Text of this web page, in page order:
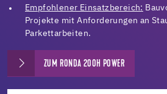
Empfohlener Einsatzbereich:
Projekte mit Anforderungen an
Parkettarbeiten.
ZUM RONDA 200H POWER